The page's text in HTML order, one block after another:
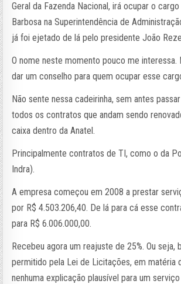
Geral da Fazenda Nacional, irá ocupar o
Barbosa na Superintendência de
já foi ejetado de lá pelo presidente João
O nome neste momento pouco me interessa.
dar um conselho para quem ocupar esse
Não sente nessa cadeirinha, sem antes
todos os contratos que andam sendo
caixa dentro da Anatel.
Principalmente contratos de TI, como o da
Indra).
A empresa começou em 2008 a prestar
por R$ 4.503.206,40. De lá para cá esse
para R$ 6.006.000,00.
Recebeu agora um reajuste de 25%. Ou seja,
permitido pela Lei de Licitações, em matéria
nenhuma explicação plausível para um